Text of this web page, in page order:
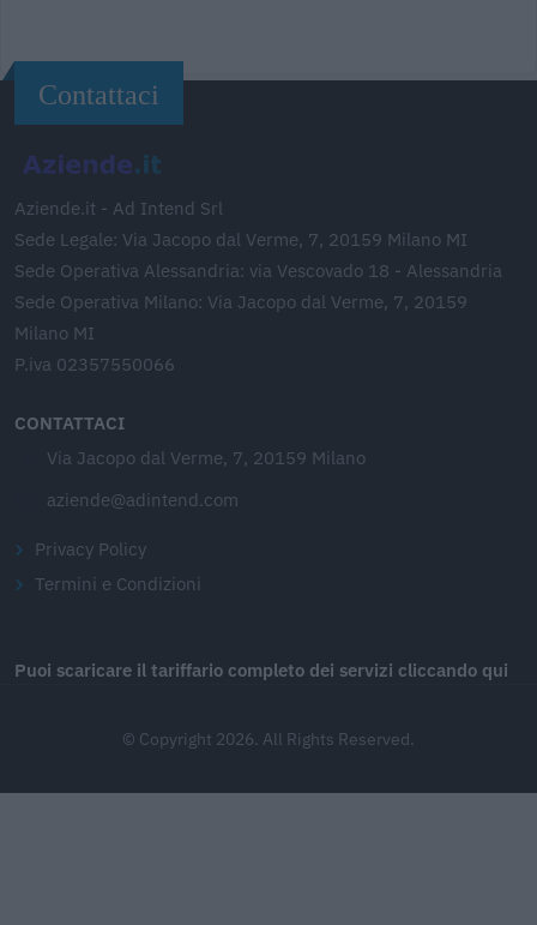
Contattaci
Aziende.it - Ad Intend Srl
Sede Legale: Via Jacopo dal Verme, 7, 20159 Milano MI
Sede Operativa Alessandria: via Vescovado 18 - Alessandria
Sede Operativa Milano: Via Jacopo dal Verme, 7, 20159
Milano MI
P.iva 02357550066
CONTATTACI
Via Jacopo dal Verme, 7, 20159 Milano
aziende@adintend.com
Privacy Policy
Termini e Condizioni
Puoi scaricare il tariffario completo dei servizi cliccando qui
© Copyright 2026. All Rights Reserved.